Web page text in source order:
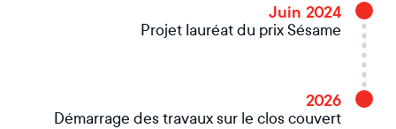
Juin 2024
Projet lauréat du prix Sésame
2026
Démarrage des travaux sur le clos couvert